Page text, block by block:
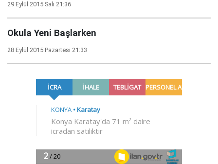
29 Eylül 2015 Salı 21:36
Okula Yeni Başlarken
28 Eylül 2015 Pazartesi 21:33